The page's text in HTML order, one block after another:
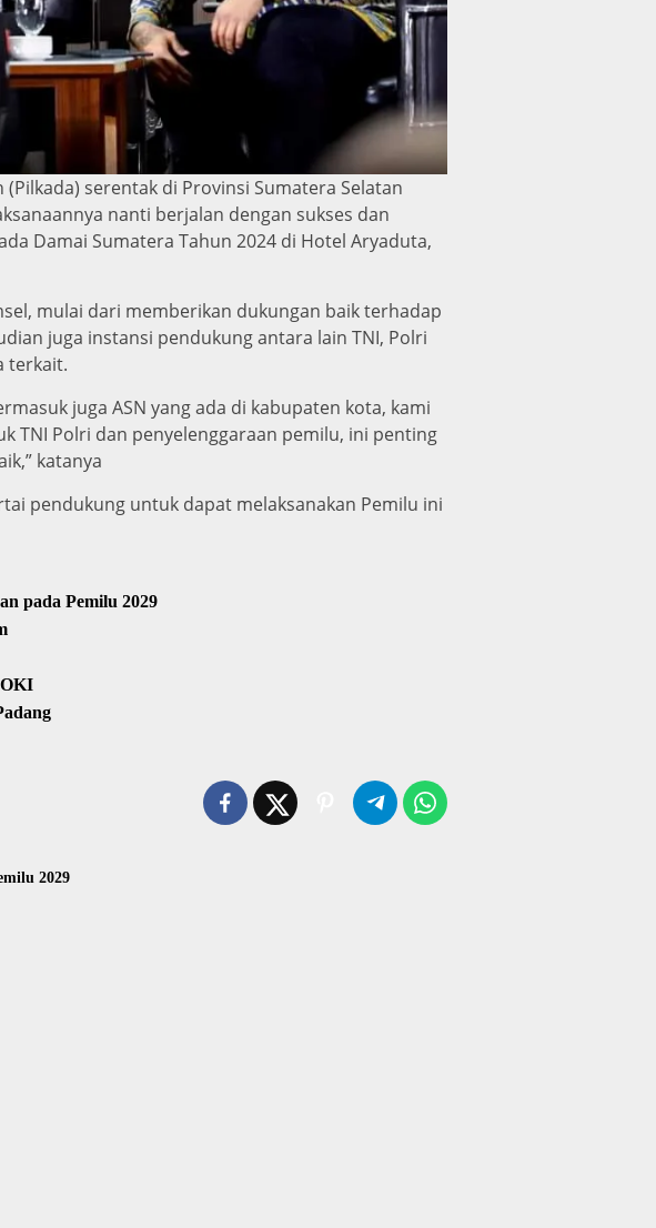
(Pilkada) serentak di Provinsi Sumatera Selatan
nanti berjalan dengan sukses dan
Damai Sumatera Tahun 2024 di Hotel Aryaduta,
mulai dari memberikan dukungan baik terhadap
juga instansi pendukung antara lain TNI, Polri
terkait.
juga ASN yang ada di kabupaten kota, kami
TNI Polri dan penyelenggaraan pemilu, ini penting
katanya
pendukung untuk dapat melaksanakan Pemilu ini
pada Pemilu 2029
OKI
2029